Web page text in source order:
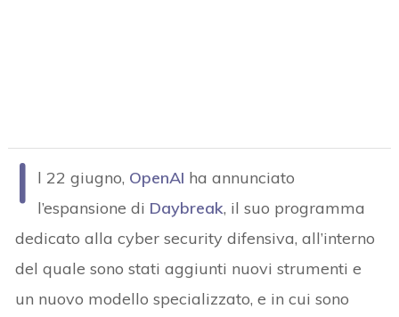
I l 22 giugno, OpenAI ha annunciato
l’espansione di Daybreak, il suo programma
dedicato alla cyber security difensiva, all’interno
del quale sono stati aggiunti nuovi strumenti e
un nuovo modello specializzato, e in cui sono